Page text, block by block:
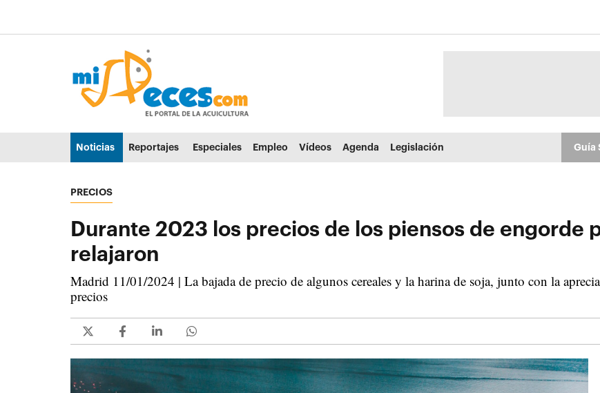
Ir al menú principal (alt + u)
Noticias Reportajes Especiales Empleo Vídeos Agenda Legislación Guía
PRECIOS
Durante 2023 los precios de los piensos de engorde
relajaron
Madrid 11/01/2024 | La bajada de precio de algunos cereales y la harina de soja, junto con la
precios